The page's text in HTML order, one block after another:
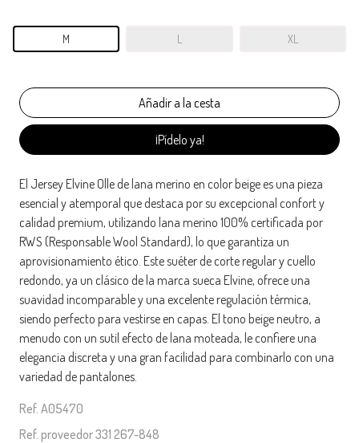
M L XL
¡Pídelo ya!
El Jersey Elvine Olle de lana merino en color beige es una pieza
esencial y atemporal que destaca por su excepcional confort y
calidad premium, utilizando lana merino 100% certificada por
RWS (Responsable Wool Standard), lo que garantiza un
aprovisionamiento ético. Este suéter de corte regular y cuello
redondo, ya un clásico de la marca sueca Elvine, ofrece una
suavidad incomparable y una excelente regulación térmica,
siendo perfecto para vestirse en capas. El tono beige neutro, a
menudo con un sutil efecto de lana moteada, le confiere una
elegancia discreta y una gran facilidad para combinarlo con una
variedad de pantalones.
Ref. A05470
Ref. proveedor 331 267-848